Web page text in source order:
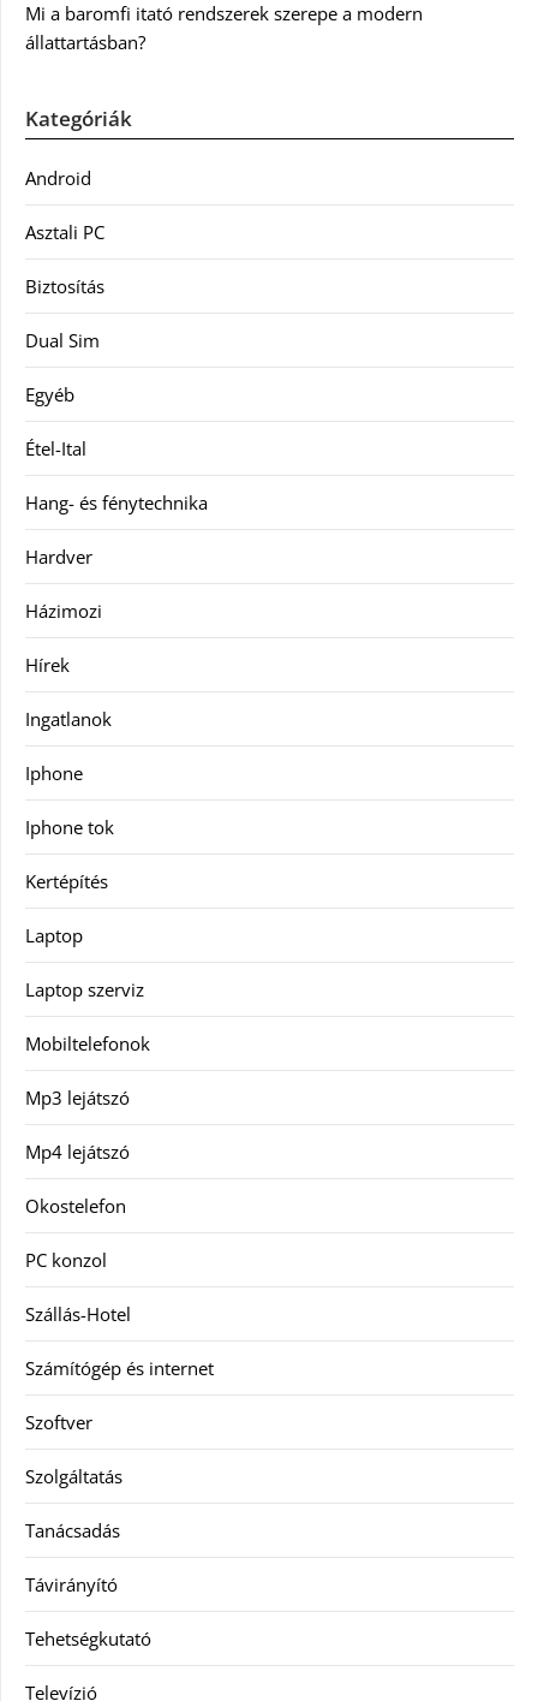
Mi a baromfi itató rendszerek szerepe a modern
állattartásban?
Kategóriák
Android
Asztali PC
Biztosítás
Dual Sim
Egyéb
Étel-Ital
Hang- és fénytechnika
Hardver
Házimozi
Hírek
Ingatlanok
Iphone
Iphone tok
Kertépítés
Laptop
Laptop szerviz
Mobiltelefonok
Mp3 lejátszó
Mp4 lejátszó
Okostelefon
PC konzol
Szállás-Hotel
Számítógép és internet
Szoftver
Szolgáltatás
Tanácsadás
Távirányító
Tehetségkutató
Televízió